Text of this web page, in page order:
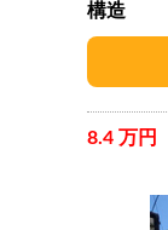
構造
8.4 万円